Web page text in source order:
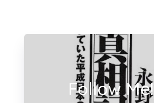
Follow Me!